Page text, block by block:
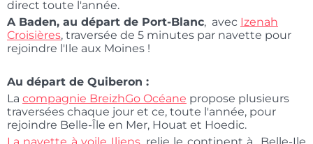
direct toute l'année.
A Baden, au départ de Port-Blanc, avec Izenah
Croisières, traversée de 5 minutes par navette pour
rejoindre l'Ile aux Moines !
Au départ de Quiberon :
La compagnie BreizhGo Océane propose plusieurs
traversées chaque jour et ce, toute l'année, pour
rejoindre Belle-Île en Mer, Houat et Hoedic.